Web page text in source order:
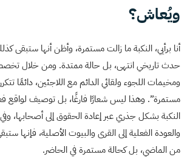
ويُعاش؟
أنا برأيي، النكبة ما زالت مستمرة، وأظن أنها ستبقى
حدث تاريخي انتهى، بل حالة ممتدة. ومن خلال
ومخيمات اللجوء ولقائي الدائم مع اللاجئين، دائمًا
مستمرة”. وهذا ليس شعارًا فارغًا، بل توصيف لواقع
النكبة بشكل جذري عبر إعادة الحقوق إلى أصحابها،
والعودة الفعلية إلى القرى والبيوت الأصلية، فإنها
من الماضي، بل كحالة مستمرة في الحاضر.